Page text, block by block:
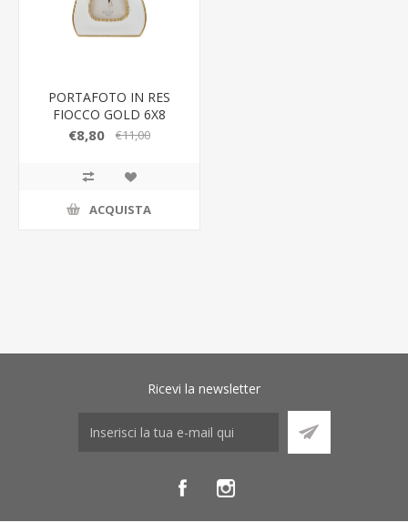
PORTAFOTO IN RES
FIOCCO GOLD 6X8
mis.est.11x15CM
€8,80 €11,00
ACQUISTA
Ricevi la newsletter